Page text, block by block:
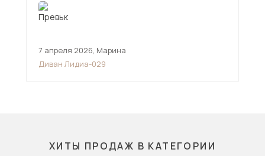
7 апреля 2026, Марина
Диван Лидиа-029
ХИТЫ ПРОДАЖ В КАТЕГОРИИ